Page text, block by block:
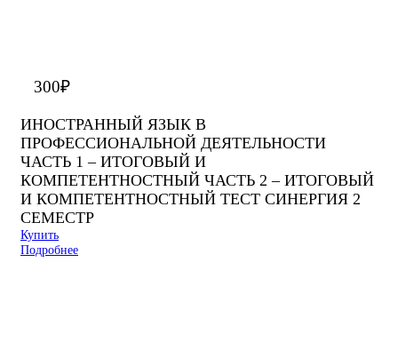
300₽
ИНОСТРАННЫЙ ЯЗЫК В
ПРОФЕССИОНАЛЬНОЙ ДЕЯТЕЛЬНОСТИ
ЧАСТЬ 1 – ИТОГОВЫЙ И
КОМПЕТЕНТНОСТНЫЙ ЧАСТЬ 2 – ИТОГОВЫЙ
И КОМПЕТЕНТНОСТНЫЙ ТЕСТ СИНЕРГИЯ 2
СЕМЕСТР
Купить
Подробнее